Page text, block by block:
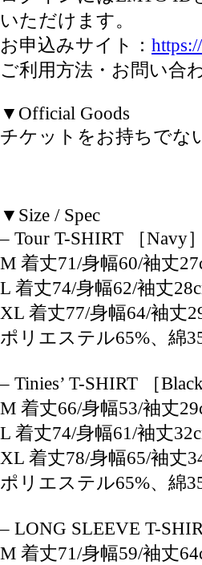
いただけます。
お申込みサイト：
ご利用方法・お問い合
▼Official Goods
チケットをお持ちでな
▼Size / Spec
– Tour T-SHIRT ［Navy］
M 着丈71/身幅60/袖丈
L 着丈74/身幅62/袖丈
XL 着丈77/身幅64/袖丈
ポリエステル65%、綿
– Tinies’ T-SHIRT ［Black
M 着丈66/身幅53/袖丈
L 着丈74/身幅61/袖丈
XL 着丈78/身幅65/袖丈
ポリエステル65%、綿
– LONG SLEEVE T-
M 着丈71/身幅59/袖丈